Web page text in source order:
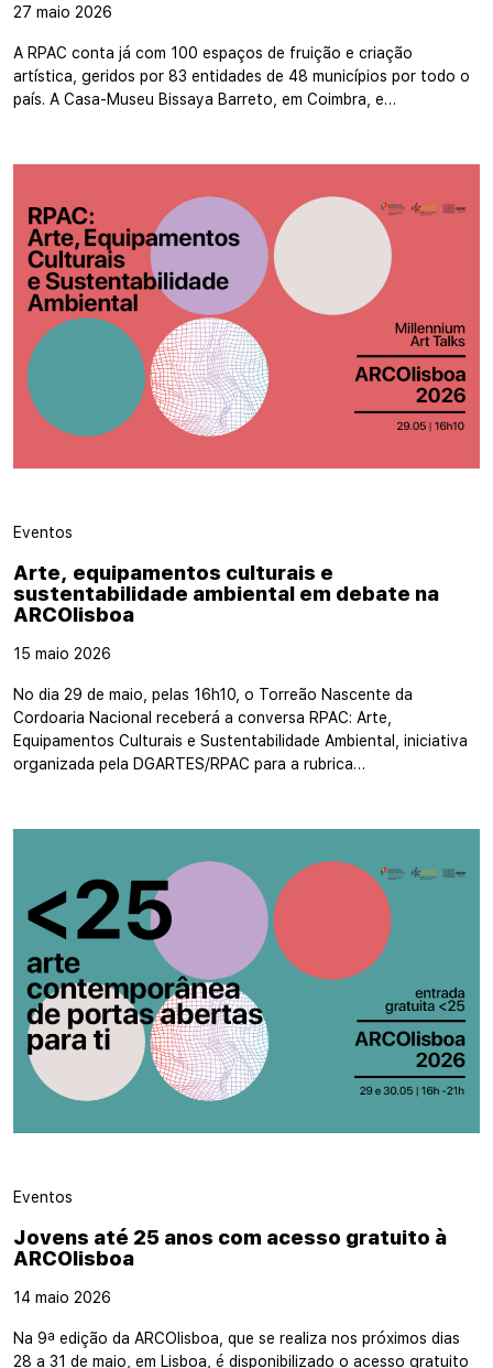
27 maio 2026
A RPAC conta já com 100 espaços de fruição e criação
artística, geridos por 83 entidades de 48 municípios por todo o
país. A Casa-Museu Bissaya Barreto, em Coimbra, e…
Eventos
Arte, equipamentos culturais e
sustentabilidade ambiental em debate na
ARCOlisboa
15 maio 2026
No dia 29 de maio, pelas 16h10, o Torreão Nascente da
Cordoaria Nacional receberá a conversa RPAC: Arte,
Equipamentos Culturais e Sustentabilidade Ambiental, iniciativa
organizada pela DGARTES/RPAC para a rubrica…
Eventos
Jovens até 25 anos com acesso gratuito à
ARCOlisboa
14 maio 2026
Na 9ª edição da ARCOlisboa, que se realiza nos próximos dias
28 a 31 de maio, em Lisboa, é disponibilizado o acesso gratuito